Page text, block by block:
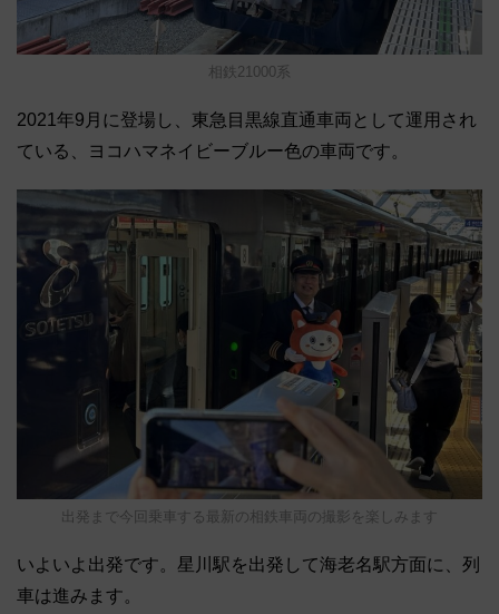
相鉄21000系
2021年9月に登場し、東急目黒線直通車両として運用され
ている、ヨコハマネイビーブルー色の車両です。
出発まで今回乗車する最新の相鉄車両の撮影を楽しみます
いよいよ出発です。星川駅を出発して海老名駅方面に、列
車は進みます。